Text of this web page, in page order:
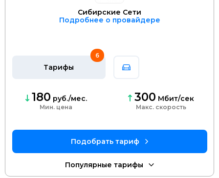
Сибирские Сети
Подробнее о провайдере
Тарифы
6
180 руб./мес.
Мин. цена
300 Мбит/сек
скорость